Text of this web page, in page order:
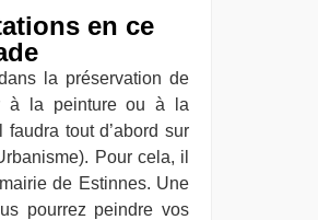
en ce
la préservation de
à la peinture ou à la
tout d’abord sur
Pour cela, il
de Estinnes. Une
pourrez peindre vos